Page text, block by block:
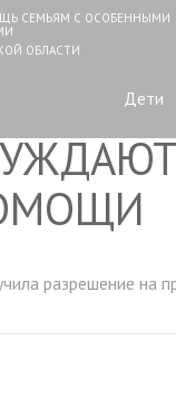
СЕМЬЯМ С ОСОБЕННЫМИ
ОБЛАСТИ
Дети
разрешение на